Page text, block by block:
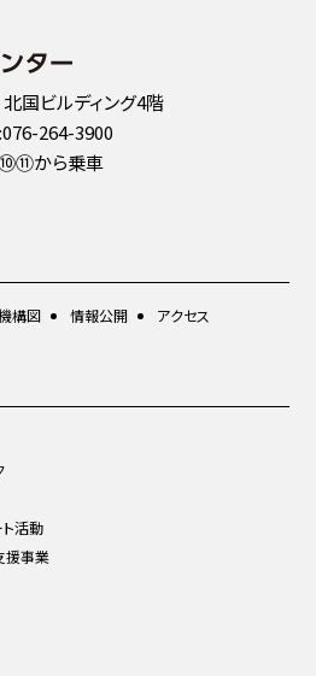
国ビルディング4階
264-3900
から乗車
構図 情報公開 アクセス
ト活動
援事業